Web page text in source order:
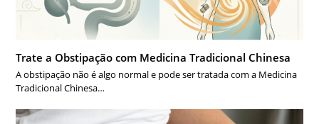
Trate a Obstipação com Medicina Tradicional Chinesa
A obstipação não é algo normal e pode ser tratada com a Medicina
Tradicional Chinesa…